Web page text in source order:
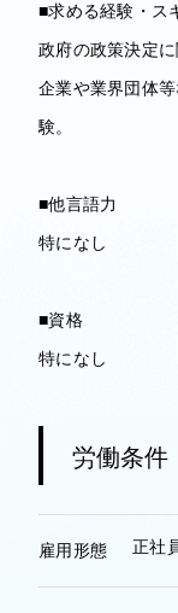
■求める経験・ス
政府の政策決定に
企業や業界団体
験。
■他言語力
特になし
■資格
特になし
労働条件
雇用形態 正社